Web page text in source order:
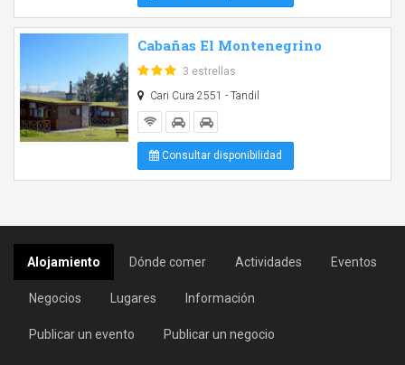
Cabañas El Montenegrino
3 estrellas
Cari Cura 2551 - Tandil
Consultar disponibilidad
Alojamiento Dónde comer Actividades Eventos
Negocios Lugares Información
Publicar un evento Publicar un negocio